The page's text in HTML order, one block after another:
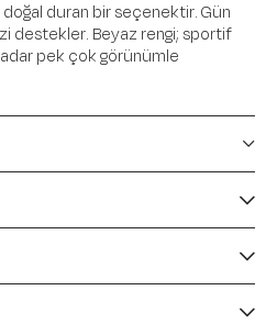
duran bir seçenektir. Gün
destekler. Beyaz rengi; sportif
pek çok görünümle